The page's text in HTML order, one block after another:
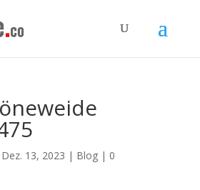
Dez. 13, 2023 | Blog| 0